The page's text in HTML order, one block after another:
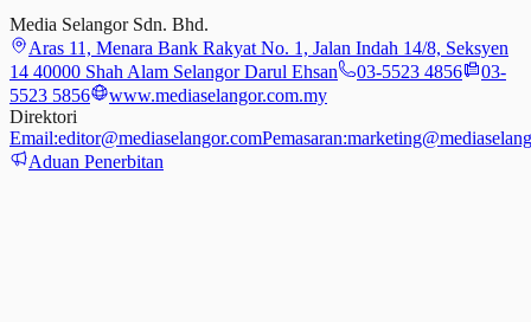
Media Selangor Sdn. Bhd.
Aras 11, Menara Bank Rakyat No. 1, Jalan Indah 14/8, Seksyen
14 40000 Shah Alam Selangor Darul Ehsan
03-5523 4856
03-
5523 5856
www.mediaselangor.com.my
Direktori
Email:editor@mediaselangor.comPemasaran:
Aduan Penerbitan